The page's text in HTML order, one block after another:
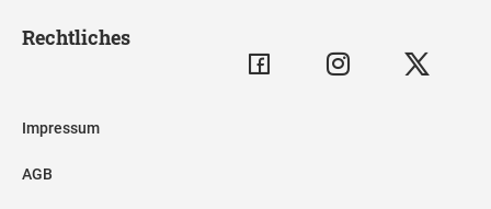
Rechtliches
Impressum
AGB